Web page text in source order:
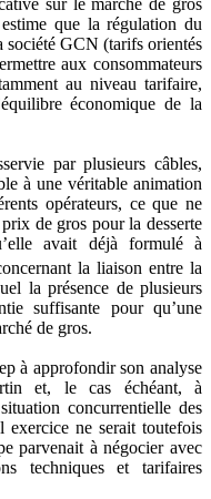
que la régulation du
société GCN (tarifs orientés
aux consommateurs
au niveau tarifaire,
économique de la
par plusieurs câbles,
à une véritable animation
opérateurs, ce que ne
de gros pour la desserte
avait déjà formulé à
la liaison entre la
la présence de plusieurs
suffisante pour qu’une
de gros.
à approfondir son analyse
et, le cas échéant, à
concurrentielle des
exercice ne serait toutefois
parvenait à négocier avec
techniques et tarifaires